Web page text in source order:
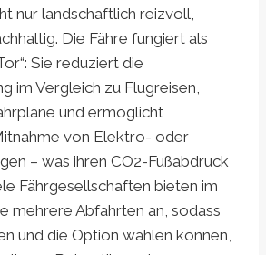
nur landschaftlich reizvoll,
Die Fähre fungiert als
Sie reduziert die
im Vergleich zu Flugreisen,
und ermöglicht
von Elektro- oder
– was ihren CO2-Fußabdruck
Fährgesellschaften bieten im
mehrere Abfahrten an, sodass
und die Option wählen können,